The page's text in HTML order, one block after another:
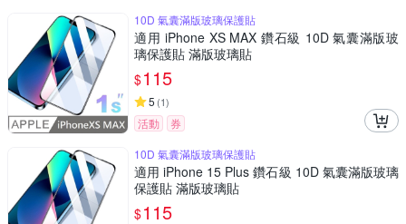
10D 氣囊滿版玻璃保護貼
適用 iPhone XS MAX 鑽石級 10D 氣囊滿版玻
璃保護貼 滿版玻璃貼
$115
5 (1)
活動
券
10D 氣囊滿版玻璃保護貼
適用 iPhone 15 Plus 鑽石級 10D 氣囊滿版玻璃
保護貼 滿版玻璃貼
$115